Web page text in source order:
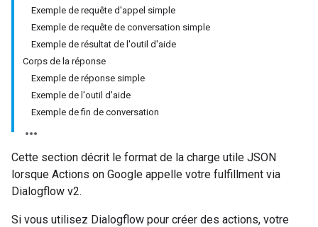
Exemple de requête d'appel simple
Exemple de requête de conversation simple
Exemple de résultat de l'outil d'aide
Corps de la réponse
Exemple de réponse simple
Exemple de l'outil d'aide
Exemple de fin de conversation
Cette section décrit le format de la charge utile JSON
lorsque Actions on Google appelle votre fulfillment via
Dialogflow v2.
Si vous utilisez Dialogflow pour créer des actions, votre